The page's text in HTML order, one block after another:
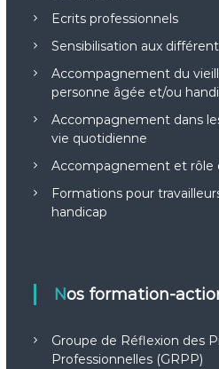
Ecrits professionnels
Sensibilisation aux
Accompagnement du
personne âgée et/ou
Accompagnement dans
vie quotidienne
Accompagnement et rôle
Formations pour
handicap
Nos formation-
Groupe de Réflexion des
Professionnelles (GRPP)